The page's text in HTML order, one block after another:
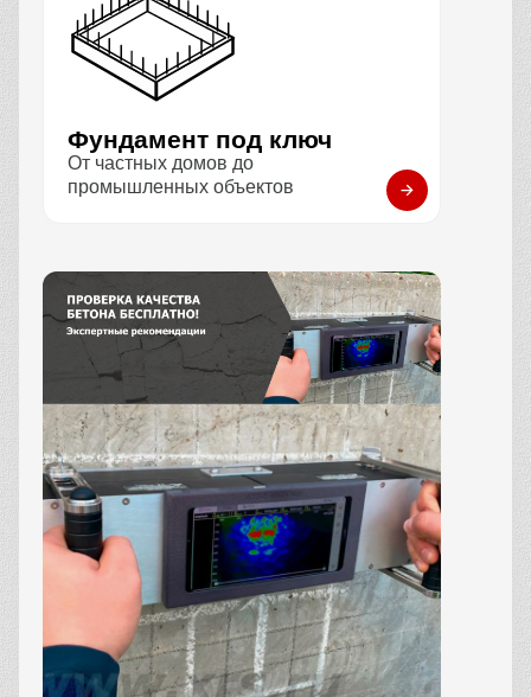
Фундамент под ключ
От частных домов до
промышленных объектов